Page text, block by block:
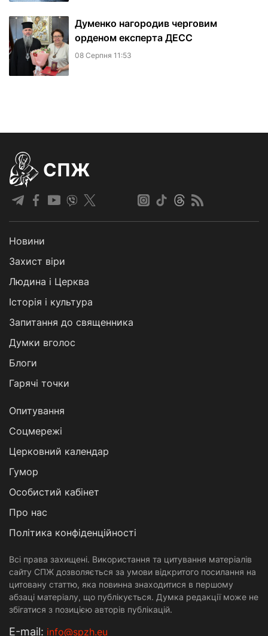
Думенко нагородив черговим
орденом експерта ДЕСС
08 Серпня 11:53
СПЖ
Новини
Захист віри
Людина і Церква
Історія і культура
Запитання до священника
Думки вголос
Блоги
Гарячі точки
Опитування
Соцмережі
Церковний календар
Гумор
Особистий кабінет
Про нас
Політика конфіденційності
Всі права захищені. Використання та цитування матеріалів
сайту СПЖ дозволяється за умови відкритого посилання на
цитовану статтю, яка повинна знаходитися в першому
абзаці матеріалу, що публікується. Думка редакції може не
збігатися з позицією авторів публікацій.
Е-mail: info@spzh.eu